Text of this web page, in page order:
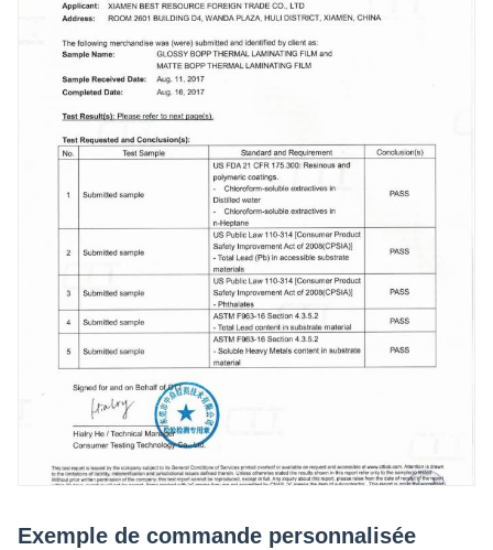
Exemple de commande personnalisée